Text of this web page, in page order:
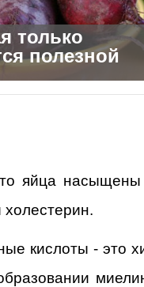
только
полезной
яйца
кислоты - это